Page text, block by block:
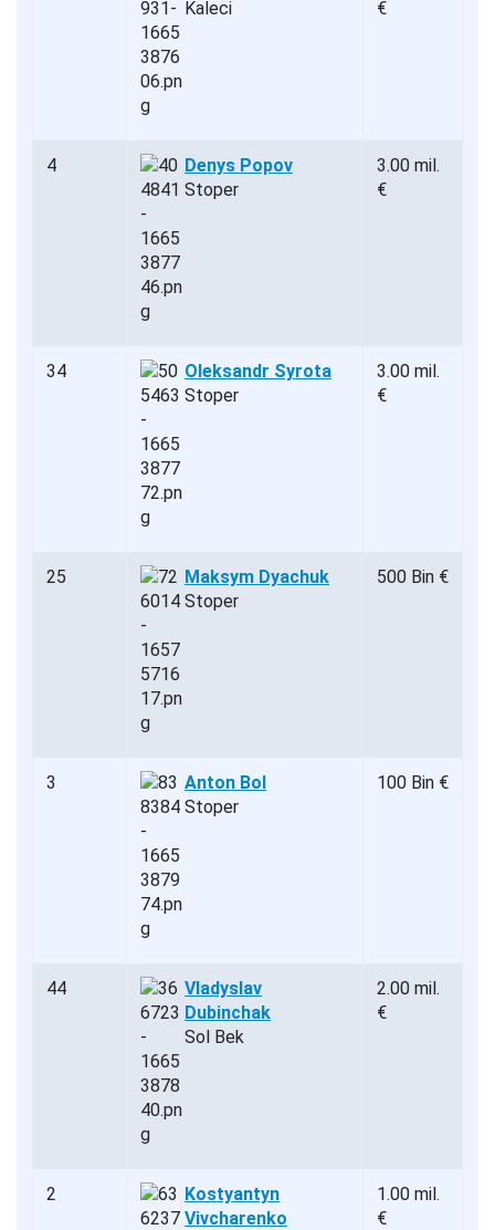
Kaleci €
4
Denys Popov
Stoper
3.00 mil.
€
34
Oleksandr Syrota
Stoper
3.00 mil.
€
25
Maksym Dyachuk
Stoper
500 Bin €
3
Anton Bol
Stoper
100 Bin €
44
Vladyslav
Dubinchak
Sol Bek
2.00 mil.
€
2
Kostyantyn
Vivcharenko
1.00 mil.
€